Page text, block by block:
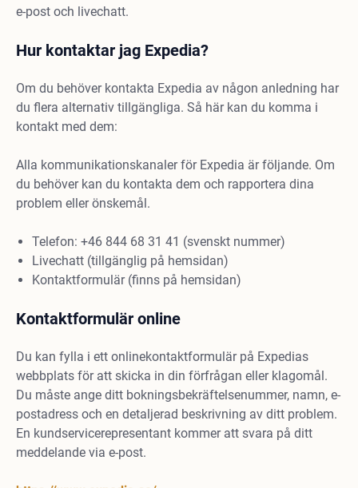
e-post och livechatt.
Hur kontaktar jag Expedia?
Om du behöver kontakta Expedia av någon anledning har
du flera alternativ tillgängliga. Så här kan du komma i
kontakt med dem:
Alla kommunikationskanaler för Expedia är följande. Om
du behöver kan du kontakta dem och rapportera dina
problem eller önskemål.
Telefon: +46 844 68 31 41 (svenskt nummer)
Livechatt (tillgänglig på hemsidan)
Kontaktformulär (finns på hemsidan)
Kontaktformulär online
Du kan fylla i ett onlinekontaktformulär på Expedias
webbplats för att skicka in din förfrågan eller klagomål.
Du måste ange ditt bokningsbekräftelsenummer, namn, e-
postadress och en detaljerad beskrivning av ditt problem.
En kundservicerepresentant kommer att svara på ditt
meddelande via e-post.